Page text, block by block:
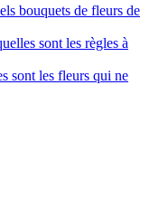
bouquets de fleurs de
sont les règles à
sont les fleurs qui ne